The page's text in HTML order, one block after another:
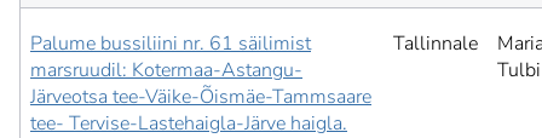
Palume bussiliini nr. 61 säilimist
marsruudil: Kotermaa-Astangu-
Järveotsa tee-Väike-Õismäe-Tammsaare
tee- Tervise-Lastehaigla-Järve haigla.
Tallinnale